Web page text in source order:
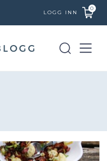
LOGG INN
0